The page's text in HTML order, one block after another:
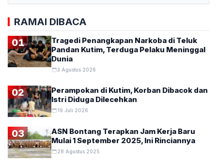
RAMAI DIBACA
01
Tragedi Penangkapan Narkoba di Teluk
Pandan Kutim, Terduga Pelaku Meninggal
Dunia
3 Agustus 2026
02
Perampokan di Kutim, Korban Dibacok dan
Istri Diduga Dilecehkan
19 Juli 2026
03
ASN Bontang Terapkan Jam Kerja Baru
Mulai 1 September 2025, Ini Rinciannya
28 Agustus 2025